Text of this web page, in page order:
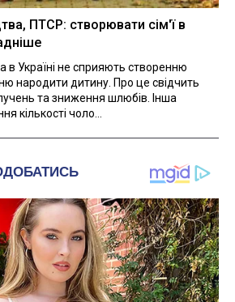
ПТСР: створювати сім'ї в
в Україні не сприяють створенню
народити дитину. Про це свідчить
та зниження шлюбів. Інша
кількості чоло...